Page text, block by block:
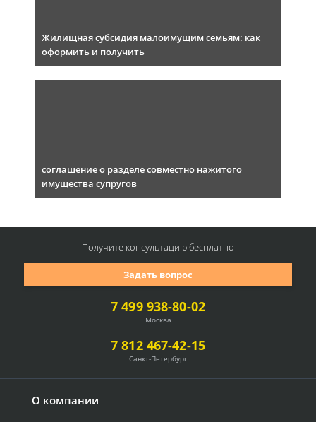
Жилищная субсидия малоимущим семьям: как
оформить и получить
соглашение о разделе совместно нажитого
имущества супругов
О компании
7 499 938-80-02
Москва
7 812 467-42-15
Санкт-Петербург
Задать вопрос
Получите консультациюбесплатно